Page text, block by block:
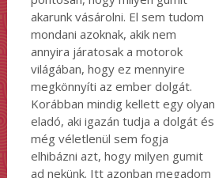
akarunk vásárolni. El sem tudom
mondani azoknak, akik nem
annyira járatosak a motorok
világában, hogy ez mennyire
megkönnyíti az ember dolgát.
Korábban mindig kellett egy olyan
eladó, aki igazán tudja a dolgát és
még véletlenül sem fogja
elhibázni azt, hogy milyen gumit
ad nekünk. Itt azonban megadom